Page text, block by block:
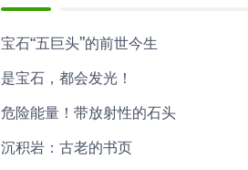
宝石“五巨头”的前世今生
是宝石，都会发光！
危险能量！带放射性的石头
沉积岩：古老的书页